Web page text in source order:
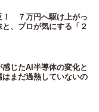
！ ７万円へ駆け上がっ
、プロが気にする「２
じたAI半導体の変化と
まだ過熱していないの